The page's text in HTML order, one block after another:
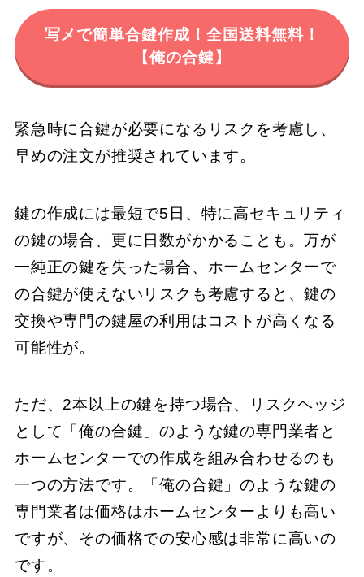
写メで簡単合鍵作成！全国送料無料！
【俺の合鍵】
緊急時に合鍵が必要になるリスクを考慮し、
早めの注文が推奨されています。
鍵の作成には最短で5日、特に高セキュリティ
の鍵の場合、更に日数がかかることも。万が
一純正の鍵を失った場合、ホームセンターで
の合鍵が使えないリスクも考慮すると、鍵の
交換や専門の鍵屋の利用はコストが高くなる
可能性が。
ただ、2本以上の鍵を持つ場合、リスクヘッジ
として「俺の合鍵」のような鍵の専門業者と
ホームセンターでの作成を組み合わせるのも
一つの方法です。「俺の合鍵」のような鍵の
専門業者は価格はホームセンターよりも高い
ですが、その価格での安心感は非常に高いの
です。